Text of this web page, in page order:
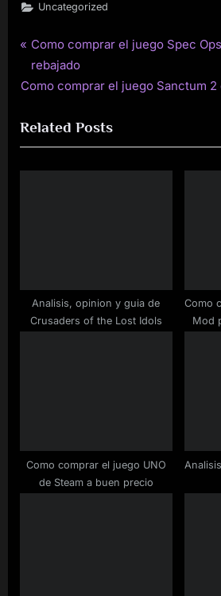
Uncategorized
Post
navigation
P
r
e
i
o
u
:
Como comprar el juego Spec
rebajado
N
x
t
P
Como comprar el juego Sanctum 2
Related Posts
Analisis, opinion y guia de
Crusaders of the Lost Idols
Como
Mod
Como comprar el juego UNO
de Steam a buen precio